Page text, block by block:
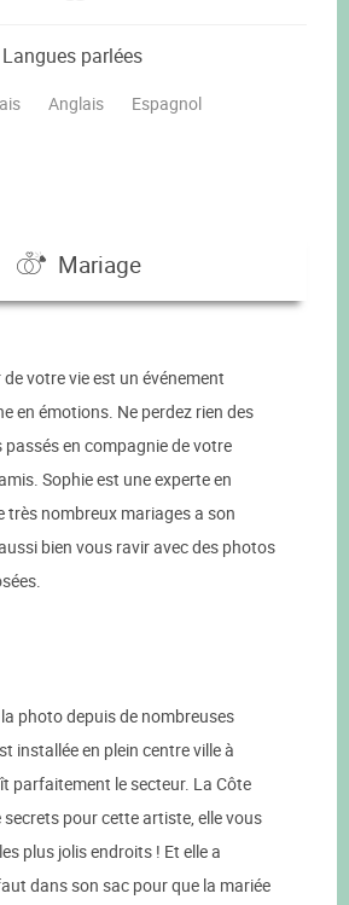
Langues parlées
Anglais Espagnol
Mariage
votre vie est un événement
en émotions. Ne perdez rien des
en compagnie de votre
Sophie est une experte en
très nombreux mariages a son
bien vous ravir avec des photos
photo depuis de nombreuses
installée en plein centre ville à
parfaitement le secteur. La Côte
secrets pour cette artiste, elle vous
plus jolis endroits ! Et elle a
dans son sac pour que la mariée